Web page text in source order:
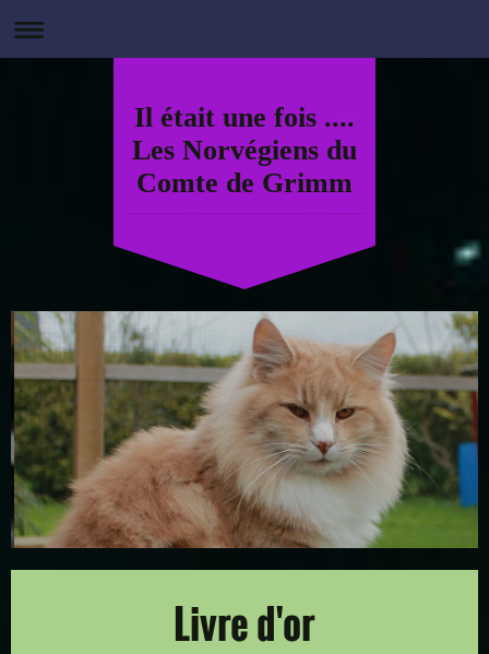
Il était une fois ....
Les Norvégiens du
Comte de Grimm
Livre d'or